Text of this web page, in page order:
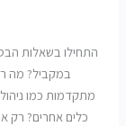
התחילו בשאלות
במקביל? מה
מתקדמות כמו
כלים אחרים? רק